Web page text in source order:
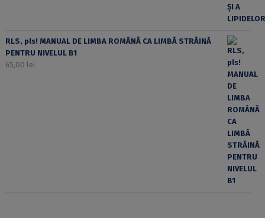
RLS, pls! MANUAL DE LIMBA ROMÂNĂ CA LIMBĂ STRĂINĂ
PENTRU NIVELUL B1
65,00 lei